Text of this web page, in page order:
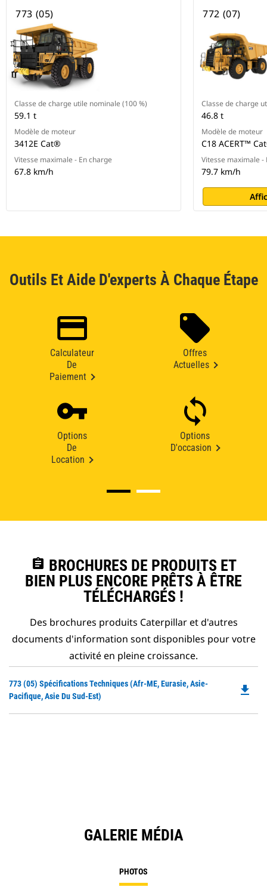
773 (05)
Classe de charge utile nominale (100 %)
59.1 t
Modèle de moteur
3412E Cat®
Vitesse maximale - En charge
67.8 km/h
772 (07)
Classe de charge
46.8 t
Modèle de moteur
C18 ACERT™
Vitesse maximale -
79.7 km/h
Outils Et Aide D'experts À Chaque Étape
Calculateur
De
Paiement
Offres
Actuelles
Options
De
Location
Options
D'occasion
assignment BROCHURES DE PRODUITS ET
BIEN PLUS ENCORE PRÊTS À ÊTRE
TÉLÉCHARGÉS !
Des brochures produits Caterpillar et d'autres
documents d'information sont disponibles pour votre
activité en pleine croissance.
773 (05) Spécifications Techniques (Afr-ME, Eurasie, Asie-
Pacifique, Asie Du Sud-Est)
file_download
GALERIE MÉDIA
PHOTOS